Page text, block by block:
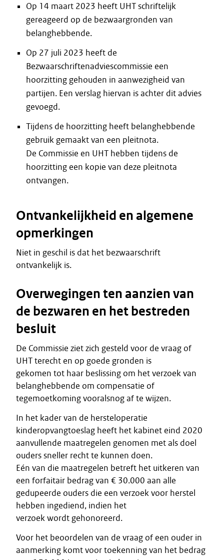
Op 14 maart 2023 heeft UHT schriftelijk
gereageerd op de bezwaargronden van
belanghebbende.
Op 27 juli 2023 heeft de
Bezwaarschriftenadviescommissie een
hoorzitting gehouden in aanwezigheid van
partijen. Een verslag hiervan is achter dit advies
gevoegd.
Tijdens de hoorzitting heeft belanghebbende
gebruik gemaakt van een pleitnota.
De Commissie en UHT hebben tijdens de
hoorzitting een kopie van deze pleitnota
ontvangen.
Ontvankelijkheid en algemene
opmerkingen
Niet in geschil is dat het bezwaarschrift
ontvankelijk is.
Overwegingen ten aanzien van
de bezwaren en het bestreden
besluit
De Commissie ziet zich gesteld voor de vraag of
UHT terecht en op goede gronden is
gekomen tot haar beslissing om het verzoek van
belanghebbende om compensatie of
tegemoetkoming vooralsnog af te wijzen.
In het kader van de hersteloperatie
kinderopvangtoeslag heeft het kabinet eind 2020
aanvullende maatregelen genomen met als doel
ouders sneller recht te kunnen doen.
Eén van die maatregelen betreft het uitkeren van
een forfaitair bedrag van € 30.000 aan alle
gedupeerde ouders die een verzoek voor herstel
hebben ingediend, indien het
verzoek wordt gehonoreerd.
Voor het beoordelen van de vraag of een ouder in
aanmerking komt voor toekenning van het bedrag